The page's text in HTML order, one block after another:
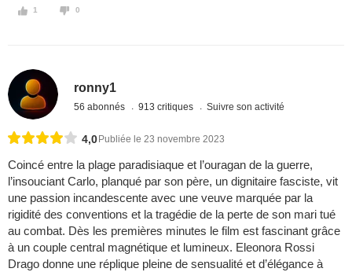
1 0
ronny1
56 abonnés 913 critiques Suivre son activité
4,0 Publiée le 23 novembre 2023
Coincé entre la plage paradisiaque et l’ouragan de la guerre,
l’insouciant Carlo, planqué par son père, un dignitaire fasciste, vit
une passion incandescente avec une veuve marquée par la
rigidité des conventions et la tragédie de la perte de son mari tué
au combat. Dès les premières minutes le film est fascinant grâce
à un couple central magnétique et lumineux. Eleonora Rossi
Drago donne une réplique pleine de sensualité et d’élégance à